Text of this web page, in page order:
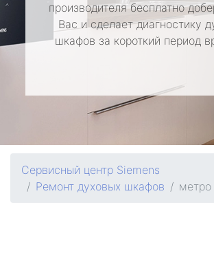
производителя бесплатно
Вас и сделает диагностику
шкафов за короткий период
Сервисный центр Siemens
Ремонт духовых шкафов